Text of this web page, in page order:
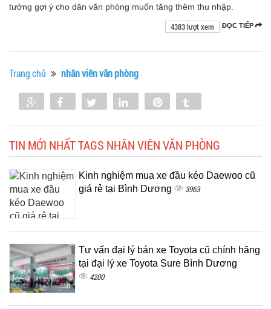
tưởng gợi ý cho dân văn phòng muốn tăng thêm thu nhập.
ĐỌC TIẾP
4383 lượt xem
Trang chủ nhân viên văn phòng
Share Share Tweet Share
TIN MỚI NHẤT TAGS NHÂN VIÊN VĂN PHÒNG
Kinh nghiệm mua xe đầu kéo Daewoo cũ
giá rẻ tại Bình Dương
3963
Tư vấn đại lý bán xe Toyota cũ chính hãng
tại đại lý xe Toyota Sure Bình Dương
4200